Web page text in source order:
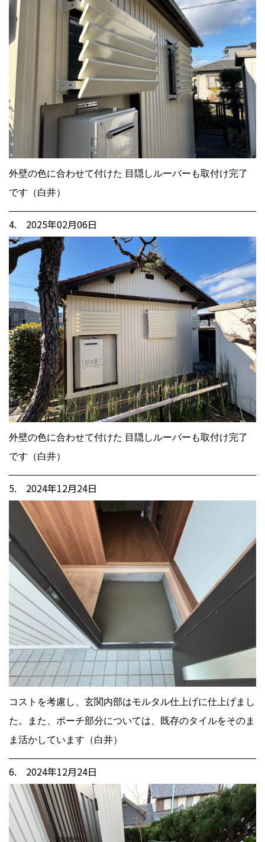
外壁の色に合わせて付けた 目隠しルーバーも取付け完了
です（白井）
4. 2025年02月06日
外壁の色に合わせて付けた 目隠しルーバーも取付け完了
です（白井）
5. 2024年12月24日
コストを考慮し、玄関内部はモルタル仕上げに仕上げまし
た。また、ポーチ部分については、既存のタイルをそのま
ま活かしています（白井）
6. 2024年12月24日